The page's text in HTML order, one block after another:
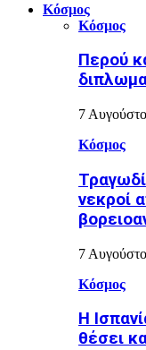
Κόσμος
Κόσμος
Περού
7
Κόσμος
νεκροί
7
Κόσμος
H
θέσει